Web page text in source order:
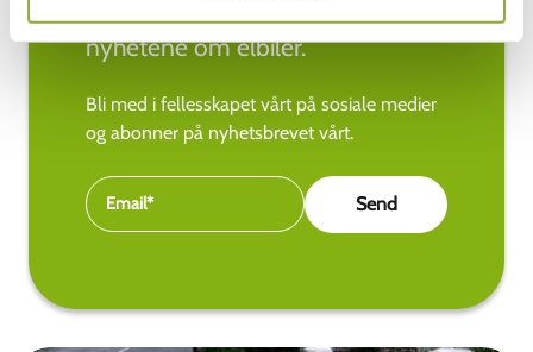
Hold deg oppdatert med de siste
nyhetene om elbiler.
Bli med i fellesskapet vårt på sosiale medier
og abonner på nyhetsbrevet vårt.